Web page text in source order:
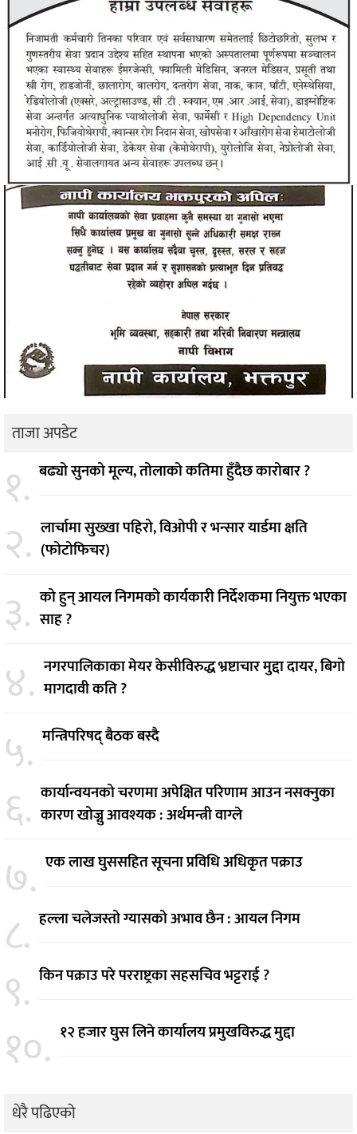
ताजा अपडेट
१. बढ्यो सुनको मूल्य, तोलाको कतिमा हुँदैछ कारोबार ?
२. लार्चामा सुख्खा पहिरो, विओपी र भन्सार यार्डमा क्षति
(फोटोफिचर)
३. को हुन् आयल निगमको कार्यकारी निर्देशकमा नियुक्त भएका
साह ?
४. नगरपालिकाका मेयर केसीविरुद्ध भ्रष्टाचार मुद्दा दायर, बिगो
मागदावी कति ?
५. मन्त्रिपरिषद् बैठक बस्दै
६. कार्यान्वयनको चरणमा अपेक्षित परिणाम आउन नसक्नुका
कारण खोज्नु आवश्यक : अर्थमन्त्री वाग्ले
७. एक लाख घुससहित सूचना प्रविधि अधिकृत पक्राउ
८. हल्ला चलेजस्तो ग्यासको अभाव छैन : आयल निगम
९. किन पक्राउ परे परराष्ट्रका सहसचिव भट्टराई ?
१०. १२ हजार घुस लिने कार्यालय प्रमुखविरुद्ध मुद्दा
धेरै पढिएको